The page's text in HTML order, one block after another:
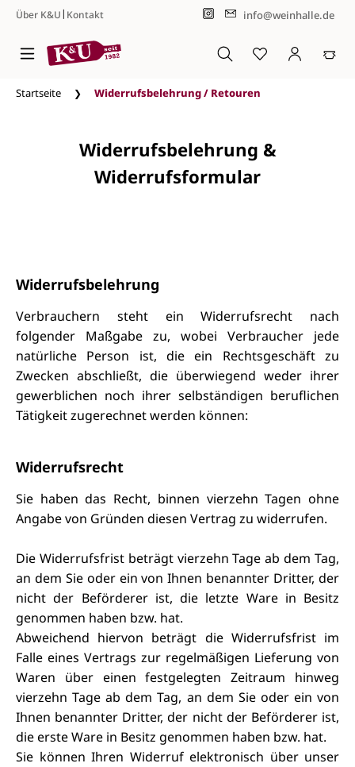
Zum Hauptinhalt springen
Über K&U| Kontakt info@weinhalle.de
Startseite Widerrufsbelehrung / Retouren
Widerrufsbelehrung &
Widerrufsformular
Widerrufsbelehrung
Verbrauchern steht ein Widerrufsrecht nach
folgender Maßgabe zu, wobei Verbraucher jede
natürliche Person ist, die ein Rechtsgeschäft zu
Zwecken abschließt, die überwiegend weder ihrer
gewerblichen noch ihrer selbständigen beruflichen
Tätigkeit zugerechnet werden können:
Widerrufsrecht
Sie haben das Recht, binnen vierzehn Tagen ohne
Angabe von Gründen diesen Vertrag zu widerrufen.
Die Widerrufsfrist beträgt vierzehn Tage ab dem Tag,
an dem Sie oder ein von Ihnen benannter Dritter, der
nicht der Beförderer ist, die letzte Ware in Besitz
genommen haben bzw. hat.
Abweichend hiervon beträgt die Widerrufsfrist im
Falle eines Vertrags zur regelmäßigen Lieferung von
Waren über einen festgelegten Zeitraum hinweg
vierzehn Tage ab dem Tag, an dem Sie oder ein von
Ihnen benannter Dritter, der nicht der Beförderer ist,
die erste Ware in Besitz genommen haben bzw. hat.
Sie können Ihren Widerruf elektronisch über unser